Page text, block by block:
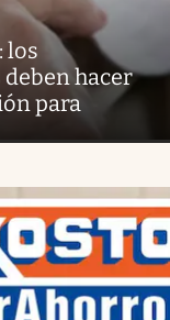
los
hacer
para